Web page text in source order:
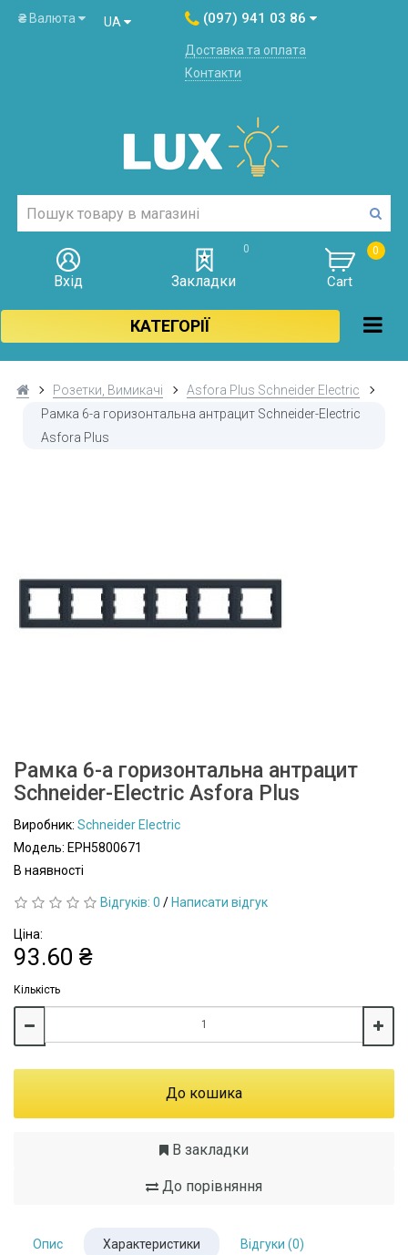
₴ Валюта UA (097) 941 03 86
Доставка та оплата
Контакти
Вхід
0
Закладки
0
Cart
КАТЕГОРІЇ
Розетки, Вимикачі
Asfora Plus Schneider Electric
Рамка 6-а горизонтальна антрацит Schneider-Electric
Asfora Plus
Рамка 6-а горизонтальна антрацит
Schneider-Electric Asfora Plus
Виробник: Schneider Electric
Модель: EPH5800671
В наявності
Відгуків: 0 / Написати відгук
Ціна:
93.60 ₴
Кількість
До кошика
В закладки
До порівняння
Опис Характеристики Відгуки (0)